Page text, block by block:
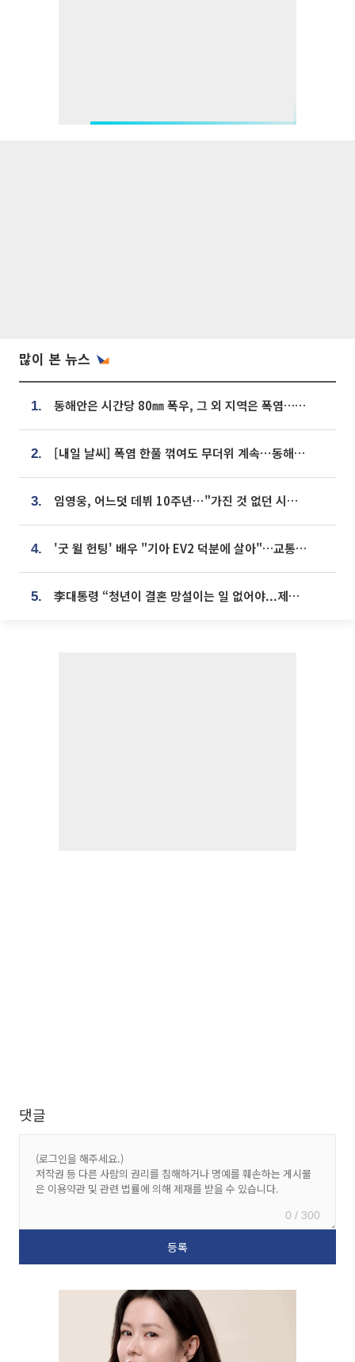
많이 본 뉴스
1. 동해안은 시간당 80㎜ 폭우, 그 외 지역은 폭염…‘극과 극 날씨’
2. [내일 날씨] 폭염 한풀 꺾여도 무더위 계속⋯동해안 이틀 연속 비
3. 임영웅, 어느덧 데뷔 10주년⋯"가진 것 없던 시절, 내 앞엔 20명의 팬뿐"
4. '굿 윌 헌팅' 배우 "기아 EV2 덕분에 살아"…교통사고 후 안전성 극찬
5. 李대통령 “청년이 결혼 망설이는 일 없어야...제도상 불이익 조사”
댓글
0 / 300